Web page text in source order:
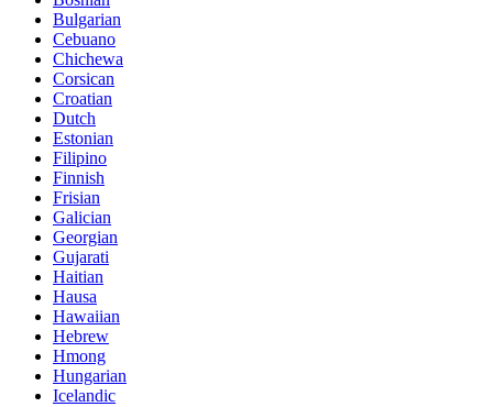
Bulgarian
Cebuano
Chichewa
Corsican
Croatian
Dutch
Estonian
Filipino
Finnish
Frisian
Galician
Georgian
Gujarati
Haitian
Hausa
Hawaiian
Hebrew
Hmong
Hungarian
Icelandic